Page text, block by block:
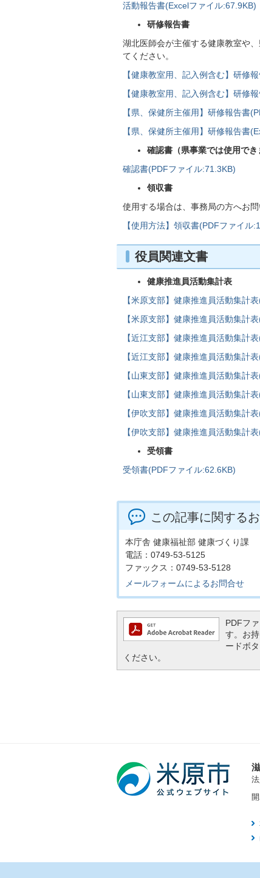
活動報告書(Excelファイル:67.9KB)
研修報告書
湖北医師会が主催する健康教室や
てください。
【健康教室用、記入例含む】研修
【健康教室用、記入例含む】研修
【県、保健所主催用】研修報告書
【県、保健所主催用】研修報告書
確認書（県事業では使用でき
確認書(PDFファイル:71.3KB)
領収書
使用する場合は、事務局の方へお問
【使用方法】領収書(PDFファイル
役員関連文書
健康推進員活動集計表
【米原支部】健康推進員活動集計
【米原支部】健康推進員活動集計
【近江支部】健康推進員活動集計
【近江支部】健康推進員活動集計
【山東支部】健康推進員活動集計
【山東支部】健康推進員活動集計
【伊吹支部】健康推進員活動集計
【伊吹支部】健康推進員活動集計
受領書
受領書(PDFファイル:62.6KB)
この記事に関する
本庁舎 健康福祉部 健康づくり課
電話：0749-53-5125
ファックス：0749-53-5128
メールフォームによるお問合せ
PDFフ
す。お
ードボ
ください。